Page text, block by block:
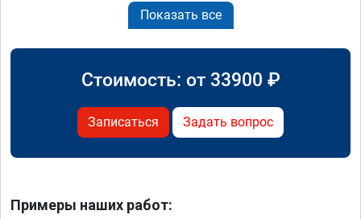
Показать все
Стоимость: от 33900 ₽
Записаться Задать вопрос
Примеры наших работ: